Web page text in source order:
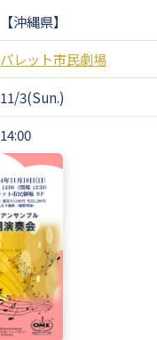
【沖縄県】
パレット市民劇場
11/3(Sun.)
14:00